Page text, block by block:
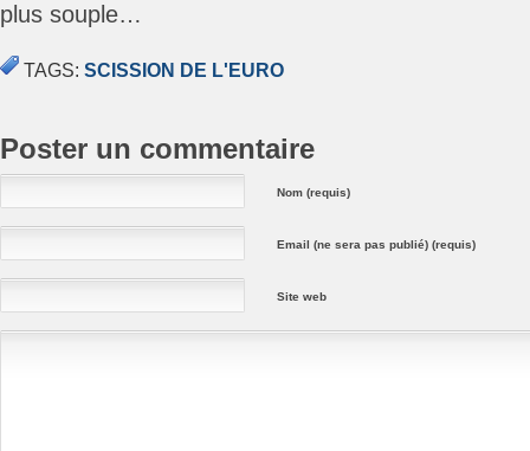
plus souple…
TAGS: SCISSION DE L'EURO
Poster un commentaire
Nom (requis)
Email (ne sera pas publié) (requis)
Site web